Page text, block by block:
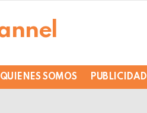
QUIENES SOMOS PUBLICIDAD